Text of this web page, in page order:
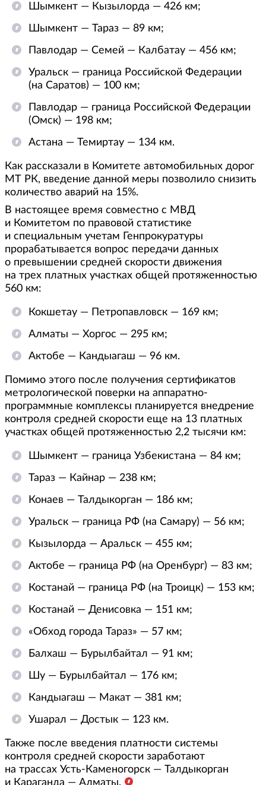
Шымкент — Кызылорда — 426 км;
Шымкент — Тараз — 89 км;
Павлодар — Семей — Калбатау — 456 км;
Уральск — граница Российской Федерации
(на Саратов) — 100 км;
Павлодар — граница Российской Федерации
(Омск) — 198 км;
Астана — Темиртау — 134 км.
Как рассказали в Комитете автомобильных дорог
МТ РК, введение данной меры позволило снизить
количество аварий на 15%.
В настоящее время совместно с МВД
и Комитетом по правовой статистике
и специальным учетам Генпрокуратуры
прорабатывается вопрос передачи данных
о превышении средней скорости движения
на трех платных участках общей протяженностью
560 км:
Кокшетау — Петропавловск — 169 км;
Алматы — Хоргос — 295 км;
Актобе — Кандыагаш — 96 км.
Помимо этого после получения сертификатов
метрологической поверки на аппаратно-
программные комплексы планируется внедрение
контроля средней скорости еще на 13 платных
участках общей протяженностью 2,2 тысячи км:
Шымкент — граница Узбекистана — 84 км;
Тараз — Кайнар — 238 км;
Конаев — Талдыкорган — 186 км;
Уральск — граница РФ (на Самару) — 56 км;
Кызылорда — Аральск — 455 км;
Актобе — граница РФ (на Оренбург) — 83 км;
Костанай — граница РФ (на Троицк) — 153 км;
Костанай — Денисовка — 151 км;
«Обход города Тараз» — 57 км;
Балхаш — Бурылбайтал — 91 км;
Шу — Бурылбайтал — 176 км;
Кандыагаш — Макат — 381 км;
Ушарал — Достык — 123 км.
Также после введения платности системы
контроля средней скорости заработают
на трассах Усть-Каменогорск — Талдыкорган
и Караганда — Алматы.